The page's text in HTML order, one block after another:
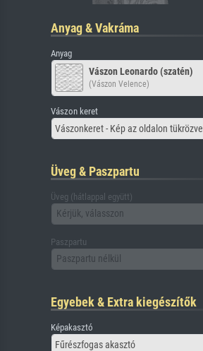
Anyag & Vakráma
Anyag
Vászon Leonardo (szatén)
(Vászon Velence)
Vászon keret
Vászonkeret - Kép az oldalon tükrözve
Üveg & Paszpartu
Üveg (hátlappal együtt)
Kérjük, válasszon
Paszpartu
Paszpartu nélkül
Egyebek & Extra kiegészítők
Képakasztó
Fűrészfogas akasztó